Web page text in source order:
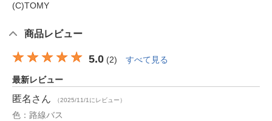
(C)TOMY
商品レビュー
5.0 (2) すべて見る
最新レビュー
匿名 さん （2025/11/1にレビュー）
色：路線バス